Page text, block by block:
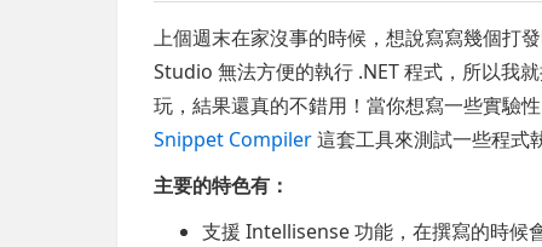
上個週末在家沒事的時候，想說寫寫幾個打
Studio 無法方便的執行 .NET 程式，所以我
玩，結果還真的不錯用！當你想寫一些實驗
Snippet Compiler這套工具來測試一些程式
主要的特色有：
支援 Intellisense 功能，在撰寫的時候